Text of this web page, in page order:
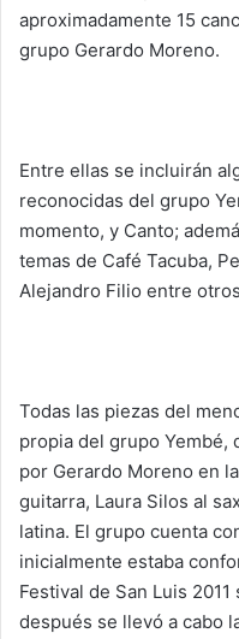
aproximadamente 15
grupo Gerardo Moreno.
Entre ellas se incluirán
reconocidas del grupo
momento, y Canto;
temas de Café Tacuba,
Alejandro Filio entre
Todas las piezas del
propia del grupo Yembé,
por Gerardo Moreno en
guitarra, Laura Silos al
latina. El grupo cuenta
inicialmente estaba
Festival de San Luis
después se llevó a cabo